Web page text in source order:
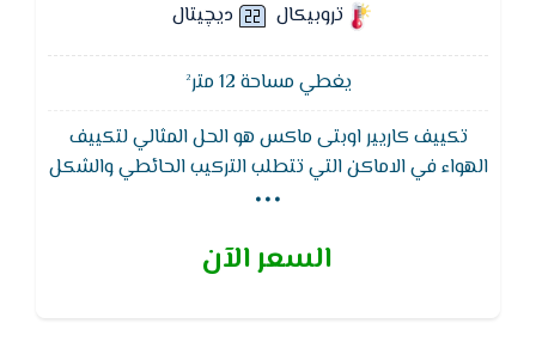
تروبيكال
ديچيتال
يغطي مساحة 12 متر²
تكييف كاريير اوبتى ماكس هو الحل المثالي لتكييف
الهواء في الاماكن التي تتطلب التركيب الحائطي والشكل
الجمالى ويتميز تكييف كاريير بافضل توزيع للهواء واقل
الصامت
...
السعر الآن